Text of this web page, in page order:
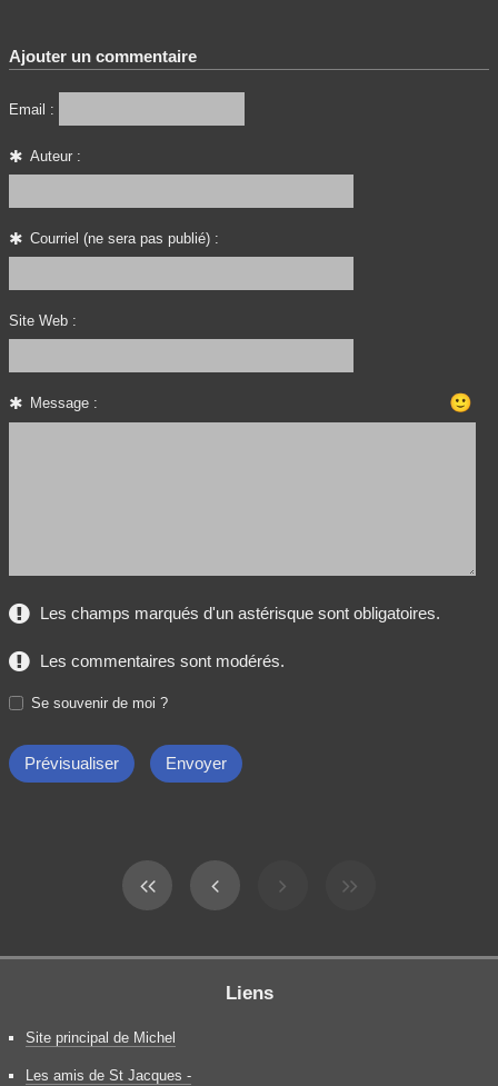
Ajouter un commentaire
Email :
Auteur :
Courriel (ne sera pas publié) :
Site Web :
Message : 🙂
Les champs marqués d'un astérisque sont obligatoires.
Les commentaires sont modérés.
Se souvenir de moi ?
Liens
Site principal de Michel
Les amis de St Jacques -